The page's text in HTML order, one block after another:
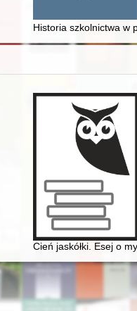
XVIII wieku : sztuka -
Historia szkolnictwa w
Życie i droga twórcza
Cień jaskółki. Esej o